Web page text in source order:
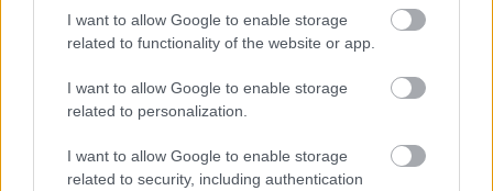
I want to allow Google to enable storage
related to functionality of the website or app.
I want to allow Google to enable storage
related to personalization.
I want to allow Google to enable storage
related to security, including authentication
Ezer hajóból állhat a híres orosz árnyékflotta,
amely kijátssza a nyugati szankciókat